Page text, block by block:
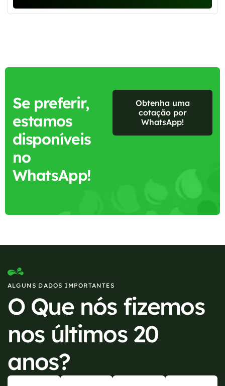
Se preferir,
estamos
disponíveis
no
WhatsApp!
Obtenha uma
cotação por
WhatsApp!
ALGUNS DADOS IMPORTANTES
O Que nós fizemos
nos últimos 20
anos?